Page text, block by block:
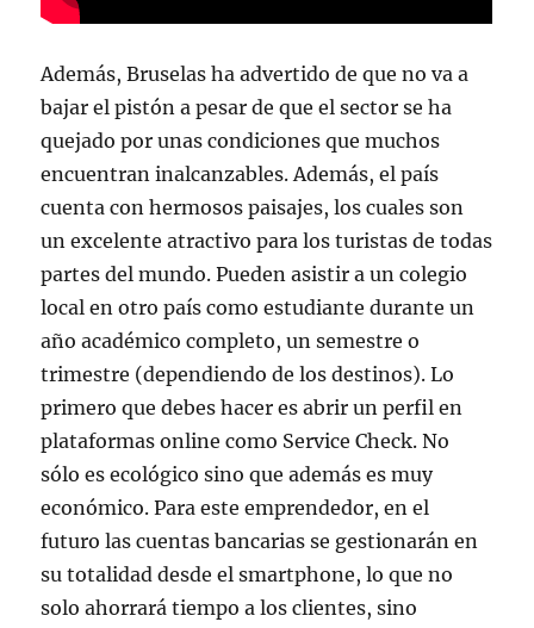
Además, Bruselas ha advertido de que no va a
bajar el pistón a pesar de que el sector se ha
quejado por unas condiciones que muchos
encuentran inalcanzables. Además, el país
cuenta con hermosos paisajes, los cuales son
un excelente atractivo para los turistas de todas
partes del mundo. Pueden asistir a un colegio
local en otro país como estudiante durante un
año académico completo, un semestre o
trimestre (dependiendo de los destinos). Lo
primero que debes hacer es abrir un perfil en
plataformas online como Service Check. No
sólo es ecológico sino que además es muy
económico. Para este emprendedor, en el
futuro las cuentas bancarias se gestionarán en
su totalidad desde el smartphone, lo que no
solo ahorrará tiempo a los clientes, sino